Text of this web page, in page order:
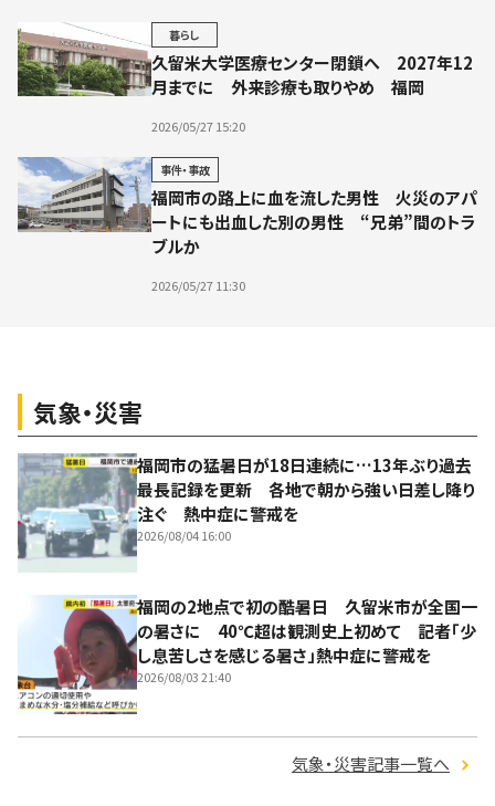
暮らし
久留米大学医療センター閉鎖へ 2027年12
月までに 外来診療も取りやめ 福岡
2026/05/27 15:20
事件・事故
福岡市の路上に血を流した男性 火災のアパ
ートにも出血した別の男性 “兄弟”間のトラ
ブルか
2026/05/27 11:30
気象・災害
福岡市の猛暑日が18日連続に…13年ぶり過去
最長記録を更新 各地で朝から強い日差し降り
注ぐ 熱中症に警戒を
2026/08/04 16:00
福岡の2地点で初の酷暑日 久留米市が全国一
の暑さに 40℃超は観測史上初めて 記者「少
し息苦しさを感じる暑さ」熱中症に警戒を
2026/08/03 21:40
気象・災害記事一覧へ